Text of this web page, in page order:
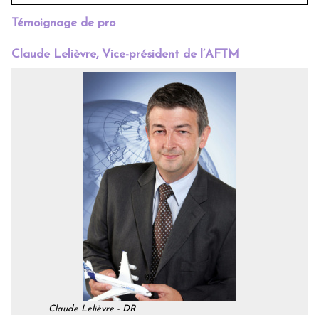
Témoignage de pro
Claude Lelièvre, Vice-président de l’AFTM
Claude Lelièvre - DR